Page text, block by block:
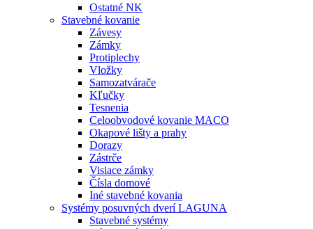
Ostatné NK
Stavebné kovanie
Závesy
Zámky
Protiplechy
Vložky
Samozatvárače
Kľučky
Tesnenia
Celoobvodové kovanie MACO
Okapové lišty a prahy
Dorazy
Zástrče
Visiace zámky
Čísla domové
Iné stavebné kovania
Systémy posuvných dverí LAGUNA
Stavebné systémy